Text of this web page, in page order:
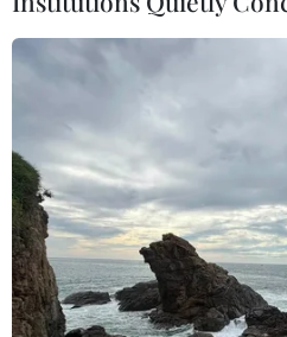
Hoạt động bốc dỡ container
Hà Thái/
Mặc dù có bước phát